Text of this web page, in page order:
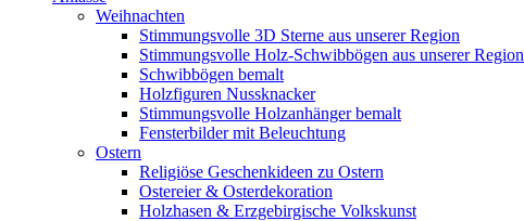
Weihnachten
Stimmungsvolle 3D Sterne aus unserer Region
Stimmungsvolle Holz-Schwibbögen aus unserer Region
Schwibbögen bemalt
Holzfiguren Nussknacker
Stimmungsvolle Holzanhänger bemalt
Fensterbilder mit Beleuchtung
Ostern
Religiöse Geschenkideen zu Ostern
Ostereier & Osterdekoration
Holzhasen & Erzgebirgische Volkskunst